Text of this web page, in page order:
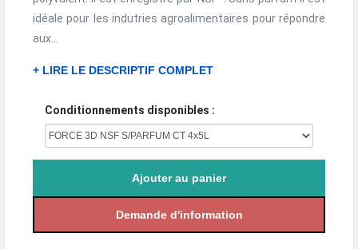
idéale pour les indutries agroalimentaires pour répondre
aux...
+ LIRE LE DESCRIPTIF COMPLET
Conditionnements disponibles :